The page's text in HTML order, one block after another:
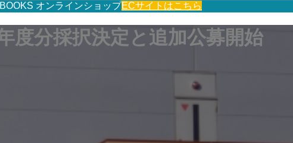
オンラインショップECサイトはこちら
度分採択決定と追加公募開始